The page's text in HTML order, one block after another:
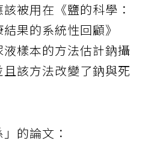
被用在《鹽的科學：
果的系統性回顧》
樣本的方法估計鈉攝
該方法改變了鈉與死
的論文：